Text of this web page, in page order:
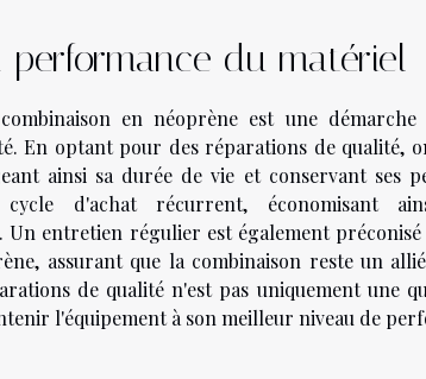
performance du matériel
en néoprène est une
En optant pour des réparations de qualité,
ainsi sa durée de vie et conservant ses
d'achat récurrent, économisant
Un entretien régulier est également
assurant que la combinaison reste un
de qualité n'est pas uniquement une
l'équipement à son meilleur niveau de